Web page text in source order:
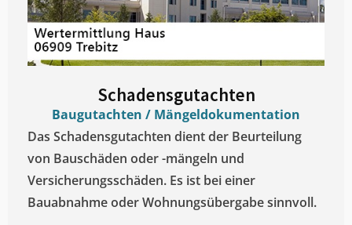
Schadensgutachten
Baugutachten / Mängeldokumentation
Das Schadensgutachten dient der Beurteilung
von Bauschäden oder -mängeln und
Versicherungsschäden. Es ist bei einer
Bauabnahme oder Wohnungsübergabe sinnvoll.